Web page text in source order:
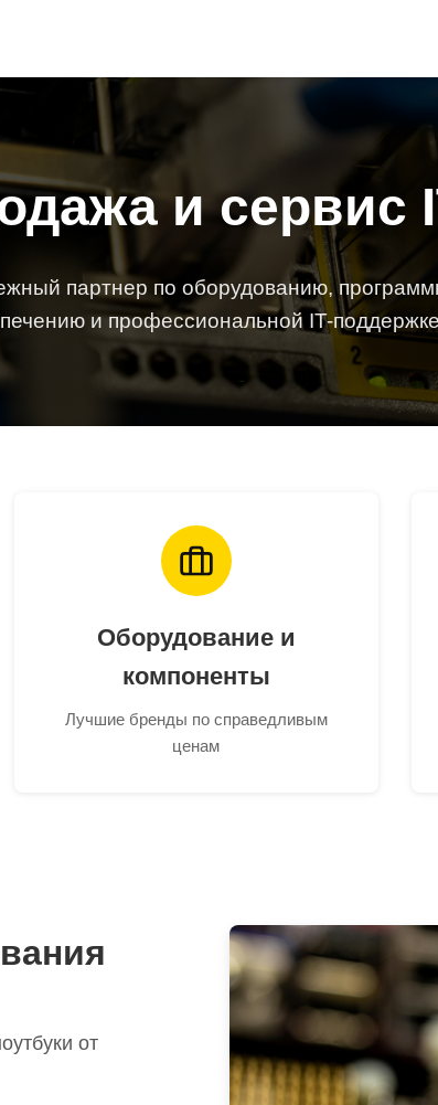
и сервис
партнер по оборудованию,
и профессиональной IT-поддержке
Оборудование и
компоненты
Лучшие бренды по справедливым
ценам
от